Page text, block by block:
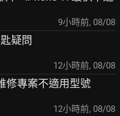
9小時前, 08/08
疑問
12小時前, 08/08
修專案不適用型號
12小時前, 08/08